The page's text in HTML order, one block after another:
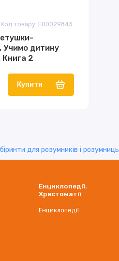
Код товару: F00029843
Учимо дитину
Книга 2
Купити
для розумників і розумниць
Енциклопедії.
Хрестоматії
Енциклопедії